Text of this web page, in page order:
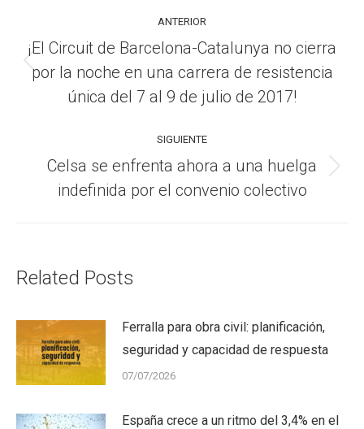
entre
publicaciones
ANTERIOR
Publicación
anterior:
¡El Circuit de Barcelona-Catalunya no cierra
por la noche en una carrera de resistencia
única del 7 al 9 de julio de 2017!
SIGUIENTE
Publicación
siguiente:
Celsa se enfrenta ahora a una huelga
indefinida por el convenio colectivo
Related Posts
Ferralla para obra civil: planificación,
seguridad y capacidad de respuesta
07/07/2026
España crece a un ritmo del 3,4% en el